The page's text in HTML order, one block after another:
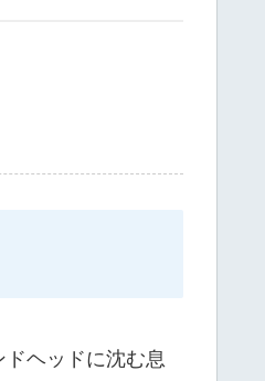
ヘッドに沈む息